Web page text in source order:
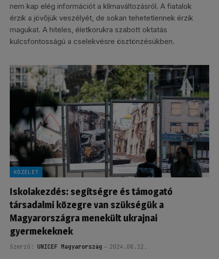
nem kap elég információt a klímaváltozásról. A fiatalok
érzik a jövőjük veszélyét, de sokan tehetetlennek érzik
magukat. A hiteles, életkorukra szabott oktatás
kulcsfontosságú a cselekvésre ösztönzésükben.
KÖZÉLET
Iskolakezdés: segítségre és támogató
társadalmi közegre van szükségük a
Magyarországra menekült ukrajnai
gyermekeknek
Szerző: UNICEF Magyarország 2024.08.12.